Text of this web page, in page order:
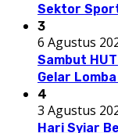
Sektor
3
6 Agustus
Sambut
Gelar
4
3 Agustus
Hari Syiar